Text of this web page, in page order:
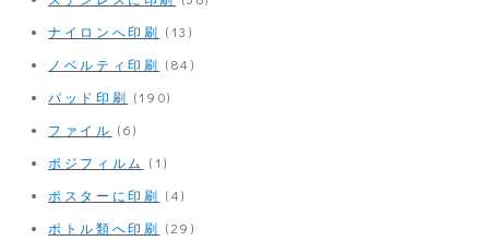
ナイロンへ印刷 (13)
ノベルティ印刷 (84)
パッド印刷 (190)
ファイル (6)
ポジフィルム (1)
ポスターに印刷 (4)
ボトル類へ印刷 (29)